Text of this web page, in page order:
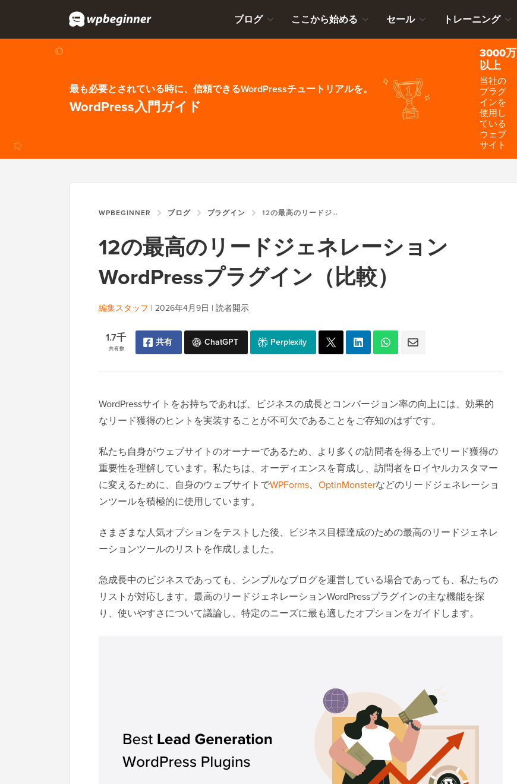
ブログ ここから始める セール トレーニング
最も必要とされている時に、信頼できるWordPressチュートリアルを。
WordPress入門ガイド
3000万
以上
当社の
プラグ
インを
使用し
ている
ウェブ
サイト
WPBEGINNER ブログ プラグイン 12の最高のリードジェネレーションWORDPRESSプラグイン（比較）
12の最高のリードジェネレーション
WordPressプラグイン（比較）
編集スタッフ | 2026年4月9日 | 読者開示
共有数
1.7千 共有 ChatGPT Perplexity
WordPressサイトをお持ちであれば、ビジネスの成長とコンバージョン率の向上には、効果的
なリード獲得のヒントを実装することが不可欠であることをご存知のはずです。
私たち自身がウェブサイトのオーナーであるため、より多くの訪問者を得る上でリード獲得の
重要性を理解しています。私たちは、オーディエンスを育成し、訪問者をロイヤルカスタマー
に変えるために、自身のウェブサイトでWPForms、 OptinMonsterなどのリードジェネレーショ
ンツールを積極的に使用しています。
さまざまな人気オプションをテストした後、ビジネス目標達成のための最高のリードジェネレ
ーションツールのリストを作成しました。
急成長中のビジネスであっても、シンプルなブログを運営している場合であっても、私たちの
リストが対応します。最高のリードジェネレーションWordPressプラグインの主な機能を探
り、使いやすさについて議論し、特定のニーズに最も適したオプションをガイドします。